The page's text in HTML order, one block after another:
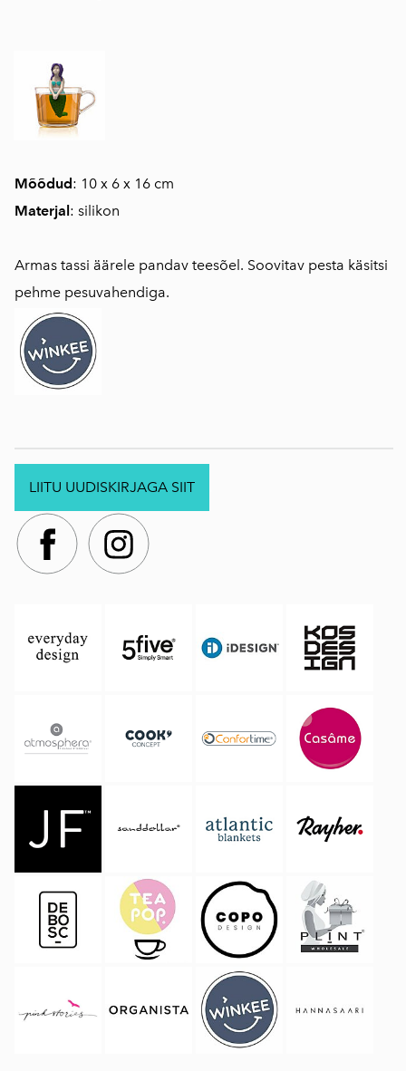
Mõõdud: 10 x 6 x 16 cm
Materjal : silikon
Armas tassi äärele pandav teesõel. Soovitav pesta käsitsi
pehme pesuvahendiga.
LIITU UUDISKIRJAGA SIIT